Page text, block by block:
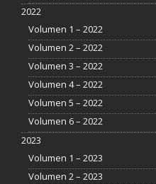
2022
Volumen 1 – 2022
Volumen 2 – 2022
Volumen 3 – 2022
Volumen 4 – 2022
Volumen 5 – 2022
Volumen 6 – 2022
2023
Volumen 1 – 2023
Volumen 2 – 2023